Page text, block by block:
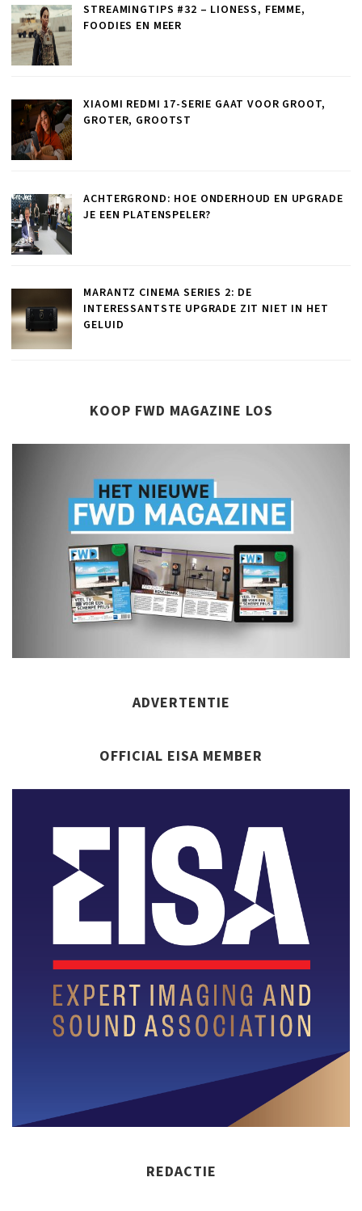
STREAMINGTIPS #32 – LIONESS, FEMME,
FOODIES EN MEER
XIAOMI REDMI 17-SERIE GAAT VOOR GROOT,
GROTER, GROOTST
ACHTERGROND: HOE ONDERHOUD EN UPGRADE
JE EEN PLATENSPELER?
MARANTZ CINEMA SERIES 2: DE
INTERESSANTSTE UPGRADE ZIT NIET IN HET
GELUID
KOOP FWD MAGAZINE LOS
ADVERTENTIE
OFFICIAL EISA MEMBER
REDACTIE